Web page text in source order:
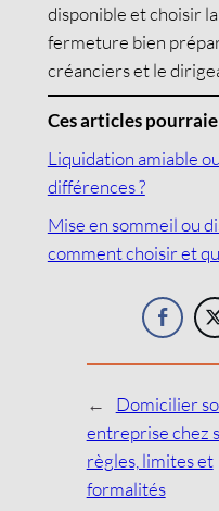
disponible et choisir
fermeture bien
créanciers et le
Ces articles
Liquidation amiable
différences ?
Mise en sommeil ou
comment choisir et
←
Domicilier
entreprise chez
règles, limites et
formalités